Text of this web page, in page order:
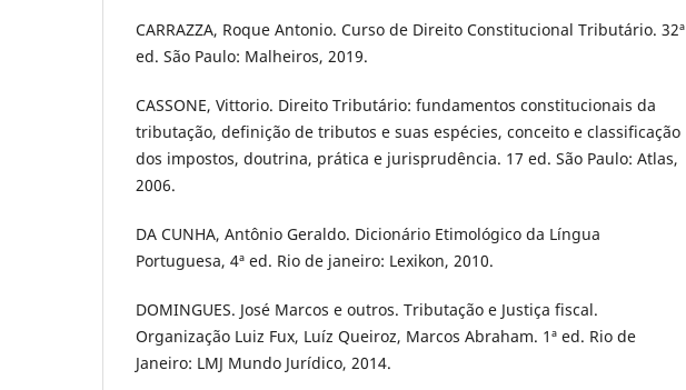
CARRAZZA, Roque Antonio. Curso de Direito Constitucional Tributário. 32ª
ed. São Paulo: Malheiros, 2019.
CASSONE, Vittorio. Direito Tributário: fundamentos constitucionais da
tributação, definição de tributos e suas espécies, conceito e classificação
dos impostos, doutrina, prática e jurisprudência. 17 ed. São Paulo: Atlas,
2006.
DA CUNHA, Antônio Geraldo. Dicionário Etimológico da Língua
Portuguesa, 4ª ed. Rio de janeiro: Lexikon, 2010.
DOMINGUES. José Marcos e outros. Tributação e Justiça fiscal.
Organização Luiz Fux, Luíz Queiroz, Marcos Abraham. 1ª ed. Rio de
Janeiro: LMJ Mundo Jurídico, 2014.